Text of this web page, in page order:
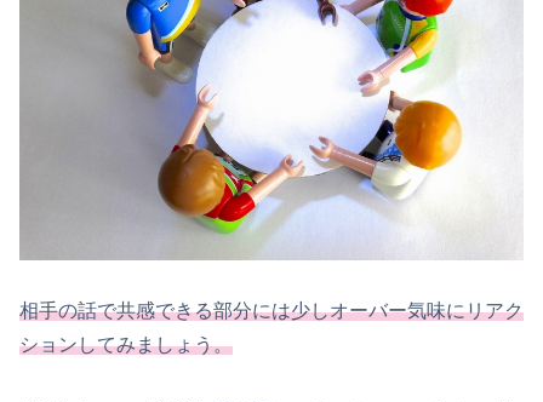
相手の話で共感できる部分には少しオーバー気味にリアク
ションしてみましょう。